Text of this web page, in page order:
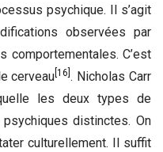
psychique. Il s’agit
observées par
comportementales. C’est
cerveau[16] . Nicholas Carr
les deux types de
distinctes. On
culturellement. Il suffit